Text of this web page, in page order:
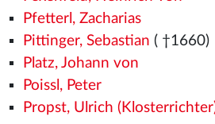
Pfetterl, Zacharias
Pittinger, Sebastian ( †1660)
Platz, Johann von
Poissl, Peter
Propst, Ulrich